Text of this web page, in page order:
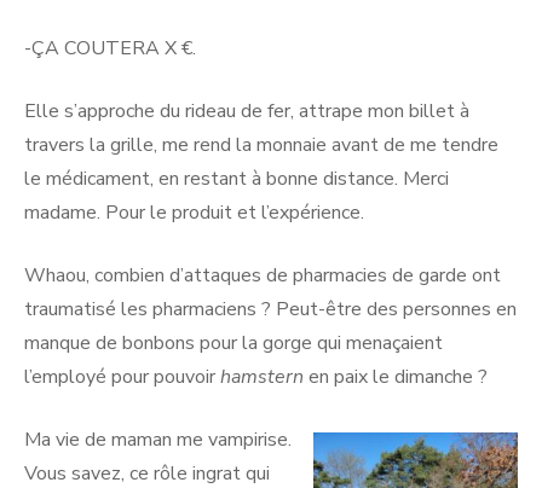
-ÇA COUTERA X €.
Elle s’approche du rideau de fer, attrape mon billet à
travers la grille, me rend la monnaie avant de me tendre
le médicament, en restant à bonne distance. Merci
madame. Pour le produit et l’expérience.
Whaou, combien d’attaques de pharmacies de garde ont
traumatisé les pharmaciens ? Peut-être des personnes en
manque de bonbons pour la gorge qui menaçaient
l’employé pour pouvoirhamstern en paix le dimanche ?
Ma vie de maman me vampirise.
Vous savez, ce rôle ingrat qui